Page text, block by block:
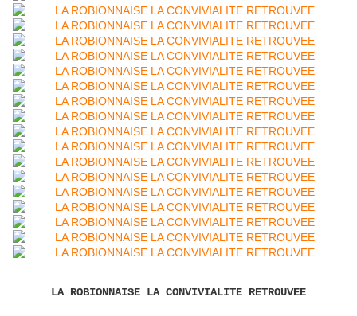
LA ROBIONNAISE LA CONVIVIALITE RETROUVEE